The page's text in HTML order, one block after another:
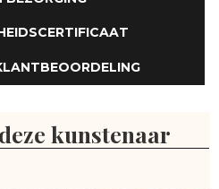
kunstenaar